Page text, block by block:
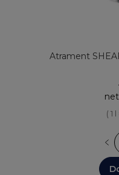
Atrament
( 1